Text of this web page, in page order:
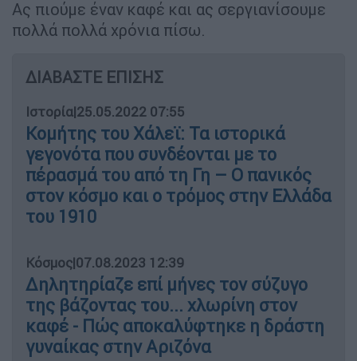
Ας πιούμε έναν καφέ και ας σεργιανίσουμε
πολλά πολλά χρόνια πίσω.
ΔΙΑΒΑΣΤΕ ΕΠΙΣΗΣ
Ιστορία|25.05.2022 07:55
Κομήτης του Χάλεϊ: Τα ιστορικά
γεγονότα που συνδέονται με το
πέρασμά του από τη Γη – Ο πανικός
στον κόσμο και ο τρόμος στην Ελλάδα
του 1910
Κόσμος|07.08.2023 12:39
Δηλητηρίαζε επί μήνες τον σύζυγο
της βάζοντας του... χλωρίνη στον
καφέ - Πώς αποκαλύφτηκε η δράστη
γυναίκας στην Αριζόνα